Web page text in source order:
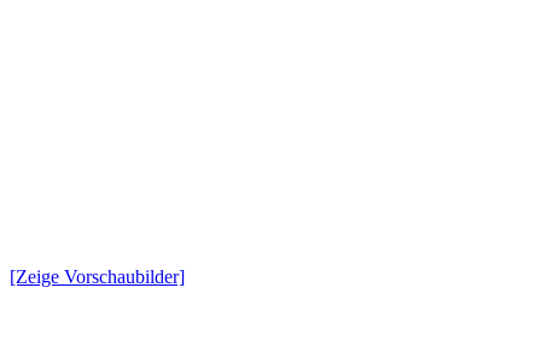
[Zeige Vorschaubilder]